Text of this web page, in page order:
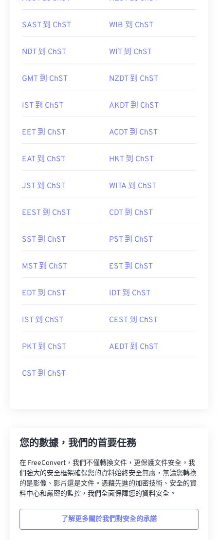
SAST 到 ChST WIB 到 ChST
NDT 到 ChST WIT 到 ChST
GMT 到 ChST NZDT 到 ChST
IST 到 ChST AKDT 到 ChST
EET 到 ChST ACDT 到 ChST
EAT 到 ChST HKT 到 ChST
JST 到 ChST WITA 到 ChST
EEST 到 ChST CDT 到 ChST
SST 到 ChST PST 到 ChST
MST 到 ChST EST 到 ChST
EDT 到 ChST IDT 到 ChST
IST 到 ChST CEST 到 ChST
PKT 到 ChST AEDT 到 ChST
CST 到 ChST
您的數據，我們的首要任務
在 FreeConvert，我們不僅轉換文件，更保護文件安全。我
們強大的安全框架確保您的資料始終安全無虞，無論您轉換
的是影像、影片還是文件。憑藉先進的加密技術、安全的資
料中心和嚴密的監控，我們全面保障您的資料安全。
了解更多關於我們對安全的承諾